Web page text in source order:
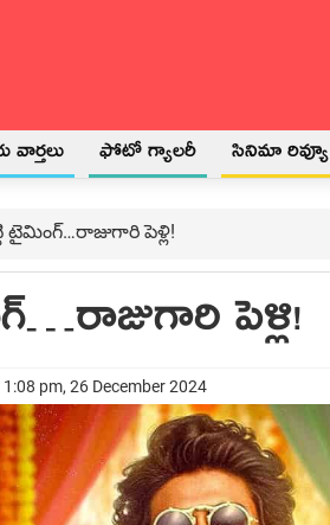
ఫోటో గ్యాలరీ సినిమా రివ్యూ
టైమింగ్…రాజుగారి పెళ్లి!
పెళ్లి!
pm, 26 December 2024